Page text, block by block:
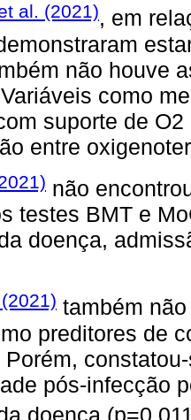
al. (2021), em
não houve
como
suporte de
entre
não
testes BMT e
doença,
também
preditores de
Porém,
pós-infecção
doença